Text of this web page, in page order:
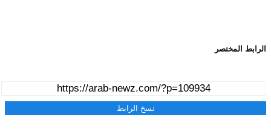
الرابط المختصر
نسخ الرابط